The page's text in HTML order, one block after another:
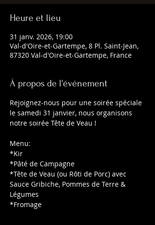
Heure et lieu
31 janv. 2026, 19:00
Val-d'Oire-et-Gartempe, 8 Pl. Saint-Jean,
87320 Val-d'Oire-et-Gartempe, France
À propos de l'événement
Rejoignez-nous pour une soirée spéciale
le samedi 31 janvier, nous organisons
notre soirée Tête de Veau !
Menu:
*Kir
*Pâté de Campagne
*Tête de Veau (ou Rôti de Porc) avec
Sauce Gribiche, Pommes de Terre &
Légumes
*Fromage